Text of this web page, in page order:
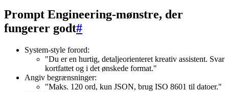
Prompt Engineering-mønstre, der
fungerer godt#
System-style forord:
"Du er en hurtig, detaljeorienteret kreativ assistent. Svar
kortfattet og i det ønskede format."
Angiv begrænsninger:
"Maks. 120 ord, kun JSON, brug ISO 8601 til datoer."